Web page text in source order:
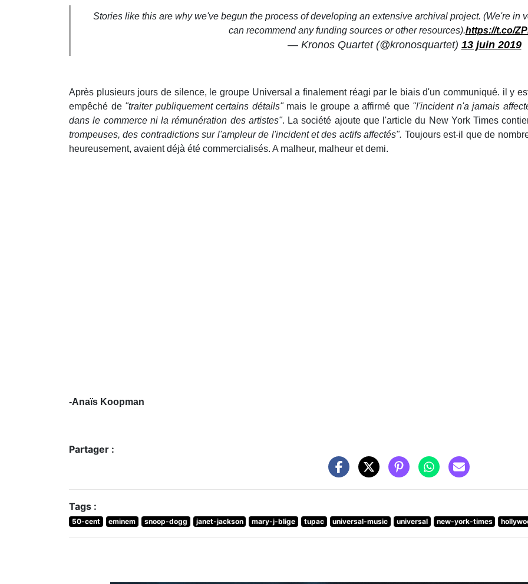
Stories like this are why we've begun the process of developing an extensive archival project. (We're in
can recommend any funding sources or other resources).https://t.co/
— Kronos Quartet (@kronosquartet) 13 juin 2019
Après plusieurs jours de silence, le groupe Universal a finalement réagi par le biais d'un communiqué. il y
empêché de "traiter publiquement certains détails" mais le groupe a affirmé que "l'incident n'a jamais
dans le commerce ni la rémunération des artistes". La société ajoute que l'article du New York Times
trompeuses, des contradictions sur l'ampleur de l'incident et des actifs affectés". Toujours est-il que de
heureusement, avaient déjà été commercialisés. A malheur, malheur et demi.
-Anaïs Koopman
Partager :
Tags :
50-cent eminem snoop-dogg janet-jackson mary-j-blige tupac universal-music universal new-york-times